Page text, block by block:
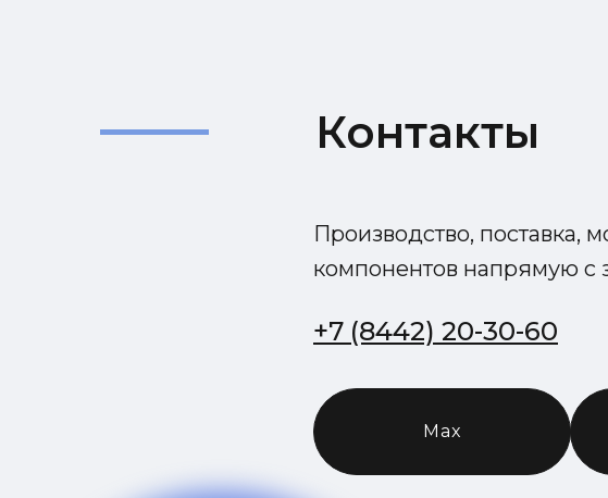
Контакты
+7 (8442) 20-30-60
Производство, поставка,
компонентов напрямую с
Max